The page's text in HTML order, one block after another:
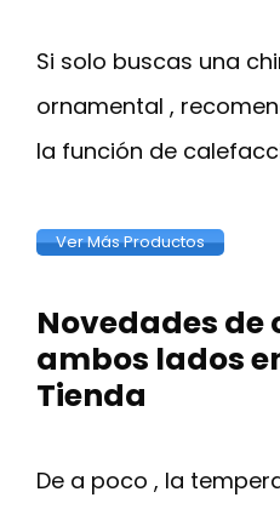
Si solo buscas una
ornamental ,
la función de
Ver Más Productos
Novedades de
ambos lados
Tienda
De a poco , la